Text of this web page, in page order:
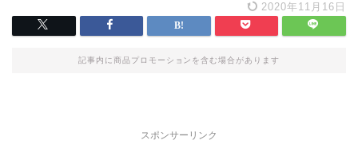
2020年11月16日
記事内に商品プロモーションを含む場合があります
スポンサーリンク